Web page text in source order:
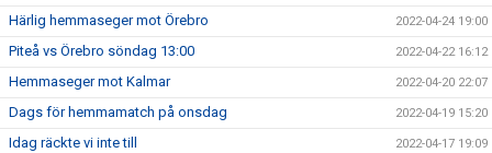
Härlig hemmaseger mot Örebro 2022-04-24 19:00
Piteå vs Örebro söndag 13:00 2022-04-22 16:12
Hemmaseger mot Kalmar 2022-04-20 22:07
Dags för hemmamatch på onsdag 2022-04-19 15:20
Idag räckte vi inte till 2022-04-17 19:09